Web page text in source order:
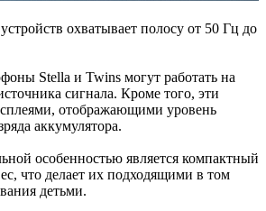
охватывает полосу от 50 Гц до
Stella и Twins могут работать на
сигнала. Кроме того, эти
отображающими уровень
аккумулятора.
особенностью является компактный
что делает их подходящими в том
детьми.